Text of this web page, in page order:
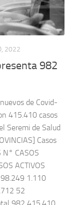
2022
982
de Covid-
415.410 casos
Seremi de Salud
Casos
CASOS
ACTIVOS
1.110
52